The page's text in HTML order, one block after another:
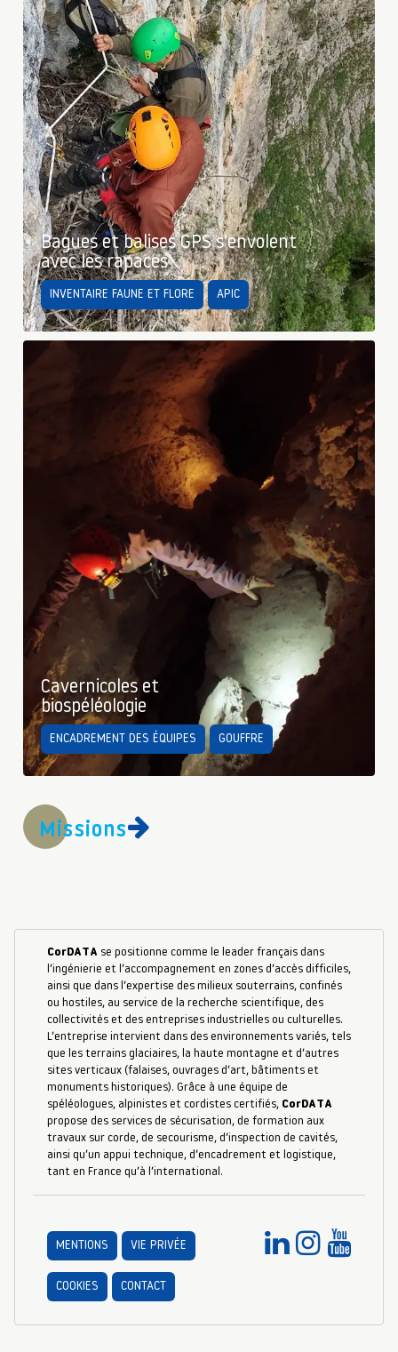
Bagues et balises GPS s'envolent
avec les rapaces
INVENTAIRE FAUNE ET FLORE APIC
Cavernicoles et
biospéléologie
ENCADREMENT DES ÉQUIPES GOUFFRE
Missions
CorDATA se positionne comme le leader français dans
l’ingénierie et l’accompagnement en zones d’accès difficiles,
ainsi que dans l’expertise des milieux souterrains, confinés
ou hostiles, au service de la recherche scientifique, des
collectivités et des entreprises industrielles ou culturelles.
L’entreprise intervient dans des environnements variés, tels
que les terrains glaciaires, la haute montagne et d’autres
sites verticaux (falaises, ouvrages d’art, bâtiments et
monuments historiques). Grâce à une équipe de
spéléologues, alpinistes et cordistes certifiés, CorDATA
propose des services de sécurisation, de formation aux
travaux sur corde, de secourisme, d’inspection de cavités,
ainsi qu’un appui technique, d’encadrement et logistique,
tant en France qu’à l’international.
MENTIONS VIE PRIVÉE
COOKIES CONTACT